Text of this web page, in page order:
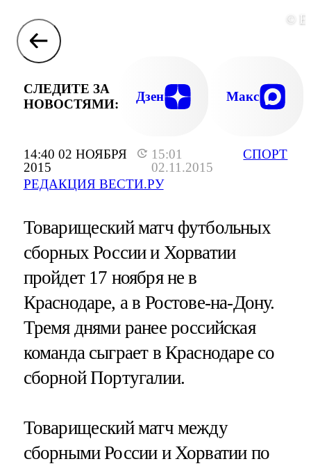
14:40 02 НОЯБРЯ
2015
15:01
02.11.2015
РЕДАКЦИЯ ВЕСТИ.РУ
СПОРТ
©
СЛЕДИТЕ ЗА
НОВОСТЯМИ:
Дзен Макс
Товарищеский матч футбольных
сборных России и Хорватии
пройдет 17 ноября не в
Краснодаре, а в Ростове-на-Дону.
Тремя днями ранее российская
команда сыграет в Краснодаре со
сборной Португалии.
Товарищеский матч между
сборными России и Хорватии по